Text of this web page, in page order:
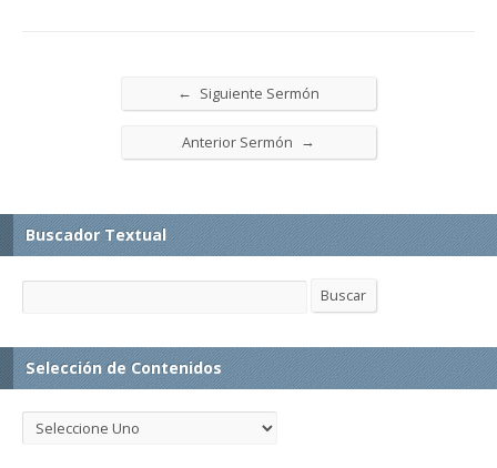
← Siguiente Sermón
Anterior Sermón →
Buscador Textual
Buscar
Selección de Contenidos